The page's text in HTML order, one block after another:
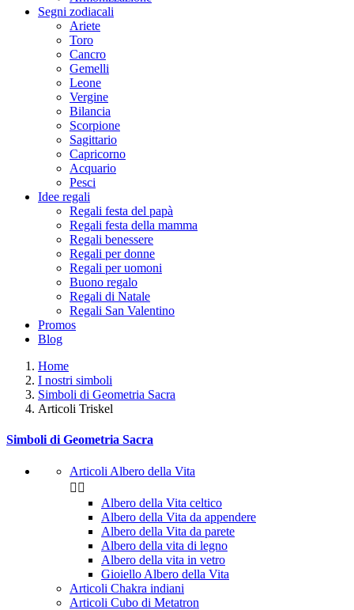
Segni zodiacali
Ariete
Toro
Cancro
Gemelli
Leone
Vergine
Bilancia
Scorpione
Sagittario
Capricorno
Acquario
Pesci
Idee regali
Regali festa del papà
Regali festa della mamma
Regali benessere
Regali per donne
Regali per uomoni
Buono regalo
Regali di Natale
Regali San Valentino
Promos
Blog
Home
I nostri simboli
Simboli di Geometria Sacra
Articoli Triskel
Simboli di Geometria Sacra
Articoli Albero della Vita
 
Albero della Vita celtico
Albero della Vita da appendere
Albero della Vita da parete
Albero della vita di legno
Albero della vita in vetro
Gioiello Albero della Vita
Articoli Chakra indiani
Articoli Cubo di Metatron